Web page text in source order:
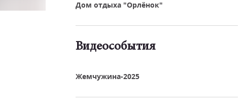
Дом отдыха "Орлёнок"
Видеособытия
Жемчужина-2025